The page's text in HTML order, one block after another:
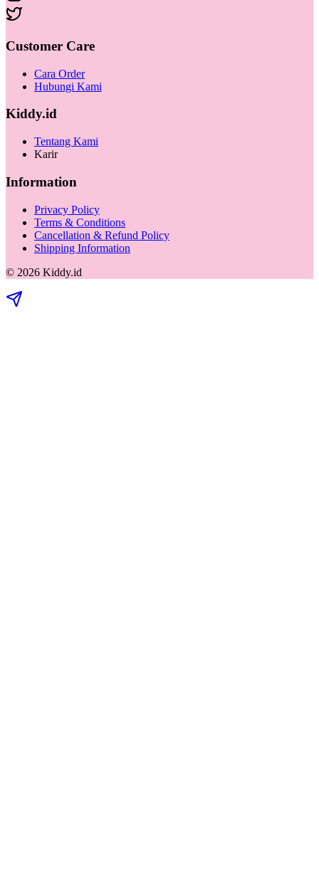
Customer Care
Cara Order
Hubungi Kami
Kiddy.id
Tentang Kami
Karir
Information
Privacy Policy
Terms & Conditions
Cancellation & Refund Policy
Shipping Information
© 2026 Kiddy.id